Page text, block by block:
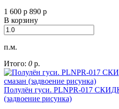
1 600 р 890 р
В корзину
п.м.
Итого: 0 р.
Полулён гуси. PLNPR-017
(задвоение рисунка)